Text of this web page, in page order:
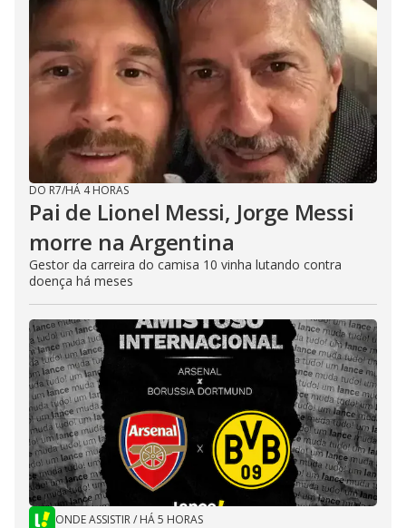
DO R7/HÁ 4 HORAS
Pai de Lionel Messi, Jorge Messi
morre na Argentina
Gestor da carreira do camisa 10 vinha lutando contra
doença há meses
ONDE ASSISTIR/ HÁ 5 HORAS